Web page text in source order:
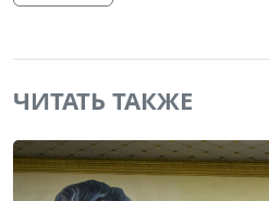
ЧИТАТЬ ТАКЖЕ